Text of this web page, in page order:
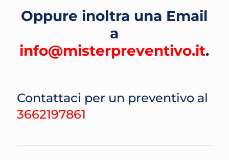
Oppure inoltra una Email
a
info@misterpreventivo.it.
Contattaci per un preventivo al
3662197861